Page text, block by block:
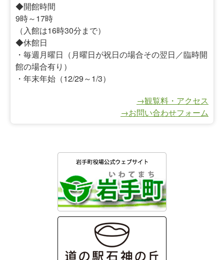
◆開館時間
9時～17時
（入館は16時30分まで）
◆休館日
・毎週月曜日（月曜日が祝日の場合その翌日／臨時開
館の場合有り）
・年末年始（12/29～1/3）
→観覧料・アクセス
→お問い合わせフォーム